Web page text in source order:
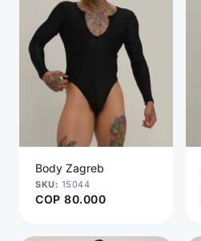
Body Zagreb
15044
COP 80.000